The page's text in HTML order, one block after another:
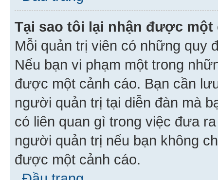
Tại sao tôi lại nhận được một
Mỗi quản trị viên có những quy
Nếu bạn vi phạm một trong
được một cảnh cáo. Bạn cần
người quản trị tại diễn đàn mà
có liên quan gì trong việc đưa
người quản trị nếu bạn không
được một cảnh cáo.